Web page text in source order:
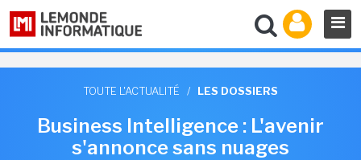
TOUTE L'ACTUALITÉ / LES DOSSIERS
Business Intelligence : L'avenir
s'annonce sans nuages